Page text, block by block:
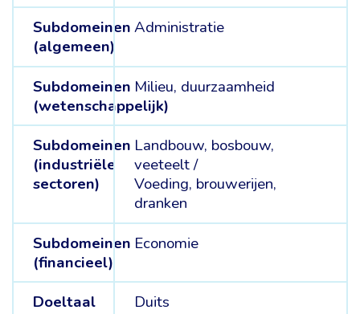
Subdomeinen
(algemeen)
Administratie
Subdomeinen
(wetenschappelijk)
Milieu, duurzaamheid
Subdomeinen
(industriële
sectoren)
Landbouw, bosbouw,
veeteelt /
Voeding, brouwerijen,
dranken
Subdomeinen
(financieel)
Economie
Doeltaal
Duits